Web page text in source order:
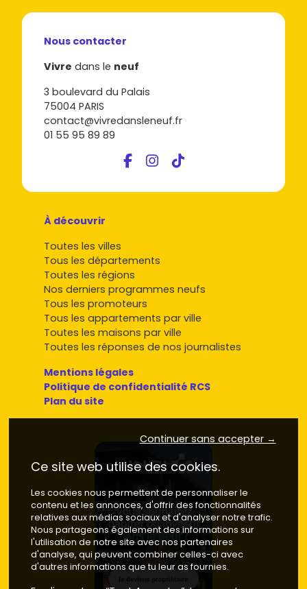
Nous contacter
Vivre dans le neuf
3 boulevard du Palais
75004 PARIS
contact@vivredansleneuf.fr
01 55 95 89 89
À découvrir
Toutes les villes
Tous les départements
Toutes les régions
Nos derniers programmes neufs
Tous les promoteurs
Tous les appartements par ville
Toutes les maisons par ville
Toutes les réponses de nos journalistes
Mentions légales
Politique de confidentialité RCS
Plan du site
Continuer sans accepter →
Ce site web utilise des cookies.
Les cookies nous permettent de personnaliser le
contenu et les annonces, d'offrir des fonctionnalités
relatives aux médias sociaux et d'analyser notre trafic.
Nous partageons également des informations sur
l'utilisation de notre site avec nos partenaires
d'analyse, qui peuvent combiner celles-ci avec
d'autres informations que tu leur as fournies.